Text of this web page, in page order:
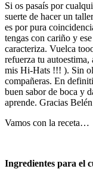
Si os pasaís por
suerte de hacer un
es por pura
tengas con cariño y
caracteriza. Vuelca
refuerza tu autoestima,
mis Hi-Hats !!! ). Sin
compañeras. En
buen sabor de boca y
aprende. Gracias
Vamos con la receta…
Ingredientes para el